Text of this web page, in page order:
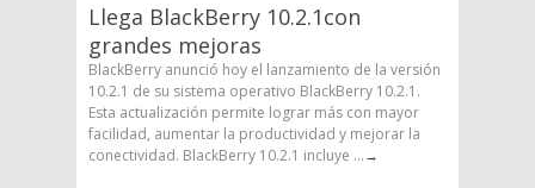
Llega BlackBerry 10.2.1con
grandes mejoras
BlackBerry anunció hoy el lanzamiento de la versión
10.2.1 de su sistema operativo BlackBerry 10.2.1.
Esta actualización permite lograr más con mayor
facilidad, aumentar la productividad y mejorar la
conectividad. BlackBerry 10.2.1 incluye ...→